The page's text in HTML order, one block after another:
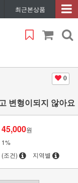
최근본상품
0
변형이되지 않아요
45,000원
1%
(조건) 지역별